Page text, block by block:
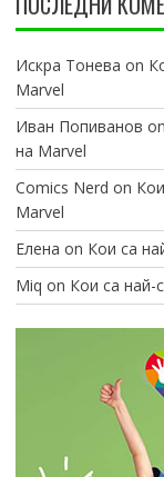
Искра Тонева on
Marvel
Иван Попиванов on
на Marvel
Comics Nerd on
Marvel
Елена on Кои са
Miq on Кои са най-